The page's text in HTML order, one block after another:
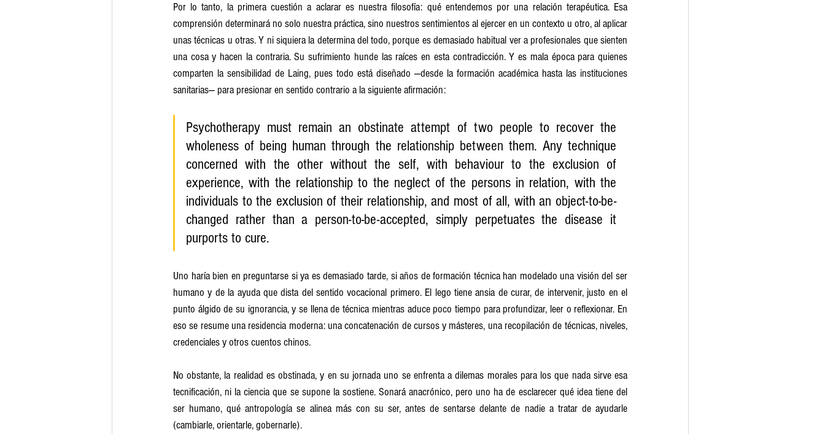
Por lo tanto, la primera cuestión a aclarar es nuestra filosofía: qué entendemos por una relación terapéutica. Esa
comprensión determinará no solo nuestra práctica, sino nuestros sentimientos al ejercer en un contexto u otro, al aplicar
unas técnicas u otras. Y ni siquiera la determina del todo, porque es demasiado habitual ver a profesionales que sienten
una cosa y hacen la contraria. Su sufrimiento hunde las raíces en esta contradicción. Y es mala época para quienes
comparten la sensibilidad de Laing, pues todo está diseñado —desde la formación académica hasta las instituciones
sanitarias— para presionar en sentido contrario a la siguiente afirmación:
Psychotherapy must remain an obstinate attempt of two people to recover the
wholeness of being human through the relationship between them. Any technique
concerned with the other without the self, with behaviour to the exclusion of
experience, with the relationship to the neglect of the persons in relation, with the
individuals to the exclusion of their relationship, and most of all, with an object-to-be-
changed rather than a person-to-be-accepted, simply perpetuates the disease it
purports to cure.
Uno haría bien en preguntarse si ya es demasiado tarde, si años de formación técnica han modelado una visión del ser
humano y de la ayuda que dista del sentido vocacional primero. El lego tiene ansia de curar, de intervenir, justo en el
punto álgido de su ignorancia, y se llena de técnica mientras aduce poco tiempo para profundizar, leer o reflexionar. En
eso se resume una residencia moderna: una concatenación de cursos y másteres, una recopilación de técnicas, niveles,
credenciales y otros cuentos chinos.
No obstante, la realidad es obstinada, y en su jornada uno se enfrenta a dilemas morales para los que nada sirve esa
tecnificación, ni la ciencia que se supone la sostiene. Sonará anacrónico, pero uno ha de esclarecer qué idea tiene del
ser humano, qué antropología se alinea más con su ser, antes de sentarse delante de nadie a tratar de ayudarle
(cambiarle, orientarle, gobernarle).